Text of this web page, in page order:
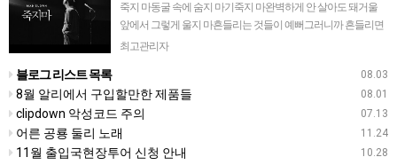
죽지 마동굴 속에 숨지 마기죽지 마완벽하게 안 살아도 돼거울
앞에서 그렇게 울지 마흔들리는 것들이 예뻐그러니까 흔들리면
흔들리게 둬아니, 춤을 춘다 생각해외로운 발자국 하나 하나지구
최고관리자
08.03
블로그 리스트 목록
08.01
8월 알리에서 구입할만한 제품들
07.13
clipdown 악성코드 주의
11.24
어른 공룡 둘리 노래
10.28
11월 출입국현장투어 신청 안내